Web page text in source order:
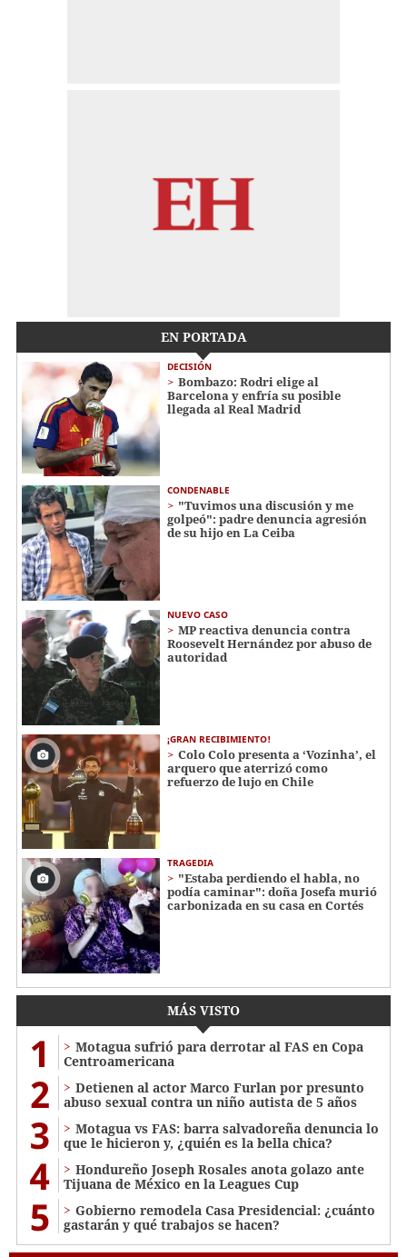
EN PORTADA
DECISIÓN
Bombazo: Rodri elige al
Barcelona y enfría su posible
llegada al Real Madrid
CONDENABLE
"Tuvimos una discusión y me
golpeó": padre denuncia agresión
de su hijo en La Ceiba
NUEVO CASO
MP reactiva denuncia contra
Roosevelt Hernández por abuso de
autoridad
¡GRAN RECIBIMIENTO!
Colo Colo presenta a ‘Vozinha’, el
arquero que aterrizó como
refuerzo de lujo en Chile
TRAGEDIA
"Estaba perdiendo el habla, no
podía caminar": doña Josefa murió
carbonizada en su casa en Cortés
MÁS VISTO
1
Motagua sufrió para derrotar al FAS en Copa
Centroamericana
2
Detienen al actor Marco Furlan por presunto
abuso sexual contra un niño autista de 5 años
3
Motagua vs FAS: barra salvadoreña denuncia lo
que le hicieron y, ¿quién es la bella chica?
4
Hondureño Joseph Rosales anota golazo ante
Tijuana de México en la Leagues Cup
5
Gobierno remodela Casa Presidencial: ¿cuánto
gastarán y qué trabajos se hacen?